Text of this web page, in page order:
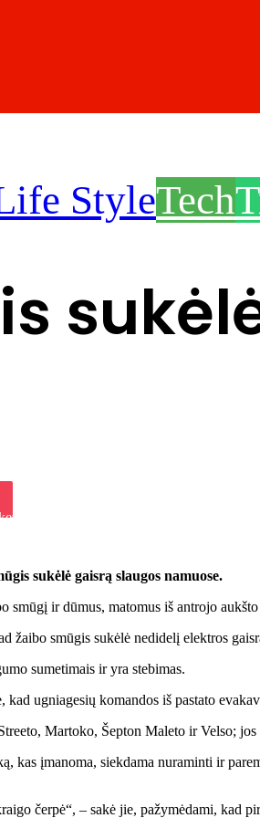
StyleTech
sukėlė gaisrą slaugos namuose.
ir dūmus, matomus iš antrojo
žaibo smūgis sukėlė nedidelį elektros
sumetimais ir yra stebimas.
ugniagesių komandos iš pastato
Martoko, Šepton Maleto ir Velso;
kas įmanoma, siekdama nuraminti ir
čerpė“, – sakė jie, pažymėdami,